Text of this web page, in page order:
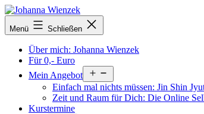
Zum
Inhalt
springen
Menü Schließen
Über mich: Johanna Wienzek
Für 0,- Euro
Mein Angebot
öffnen
Einfach mal nichts müssen: Jin Shin
Zeit und Raum für Dich: Die Online
Kurstermine